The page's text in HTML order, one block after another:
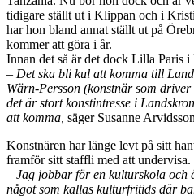
tidigare ställt ut i Klippan och i
har hon bland annat ställt ut på
kommer att göra i år.
Innan det så är det dock Lilla Paris i
– Det ska bli kul att komma till
Wärn-Persson (konstnär som
det är stort konstintresse i
att komma, säger Susanne
Konstnären har länge levt på sitt
framför sitt staffli med att undervisa.
– Jag jobbar för en kulturskola
något som kallas kulturfritids där